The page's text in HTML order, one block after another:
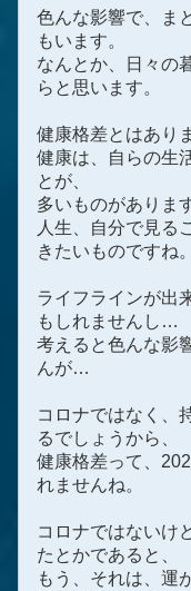
色んな影響で、ま
もいます。
なんとか、日々の
らと思います。
健康格差とはあり
健康は、自らの生
とが、
多いものがありま
人生、自分で見る
きたいものですね。
ライフラインが出
もしれませんし…
考えると色んな影
んが…
コロナではなく、
るでしょうから、
健康格差って、
れませんね。
コロナではないけ
たとかであると、
もう、それは、運